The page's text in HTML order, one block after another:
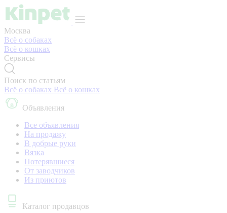
Москва
Всё о собаках
Всё о кошках
Сервисы
Поиск по статьям
Всё о собаках Всё о кошках
Объявления
Все объявления
На продажу
В добрые руки
Вязка
Потерявшиеся
От заводчиков
Из приютов
Каталог продавцов